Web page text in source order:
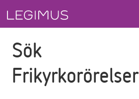
Sök
Frikyrkorörelser